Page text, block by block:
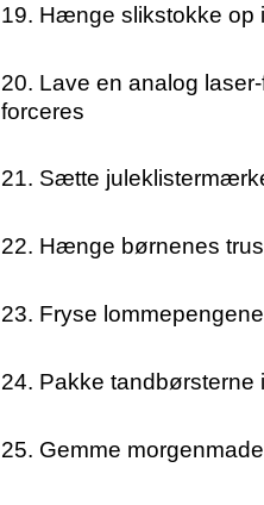
19. Hænge slikstokke op
20. Lave en analog
forceres
21. Sætte
22. Hænge børnenes
23. Fryse
24. Pakke tandbørsterne
25. Gemme